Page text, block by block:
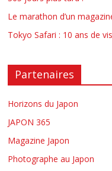
Le marathon d’un
Tokyo Safari : 10 ans de
Partenaires
Horizons du Japon
JAPON 365
Magazine Japon
Photographe au Japon